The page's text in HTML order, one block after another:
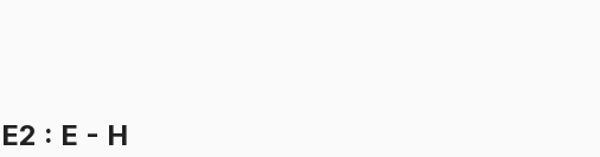
E2 : E - H